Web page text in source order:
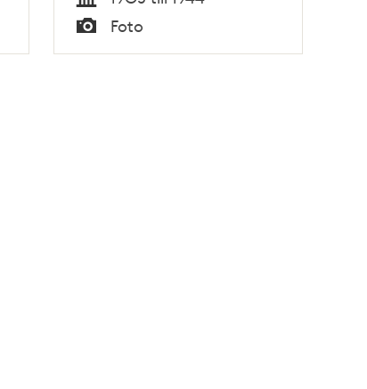
Tid
Typ
Foto